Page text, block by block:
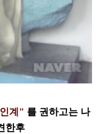
계" 를 권하고는 나
한후